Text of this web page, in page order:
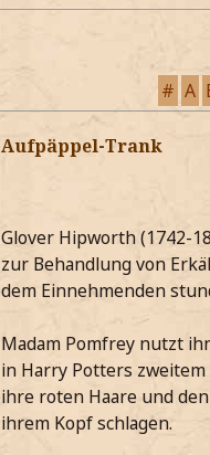
# A
Aufpäppel-Trank
Glover Hipworth (1742-
zur Behandlung von
dem Einnehmenden
Madam Pomfrey nutzt
in Harry Potters
ihre roten Haare und
ihrem Kopf schlagen.